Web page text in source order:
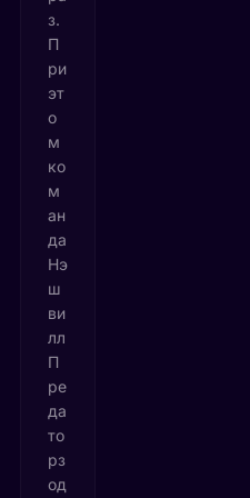
з.
П
ри
эт
о
м
ко
м
ан
да
Нэ
ш
ви
лл
П
ре
да
то
рз
од